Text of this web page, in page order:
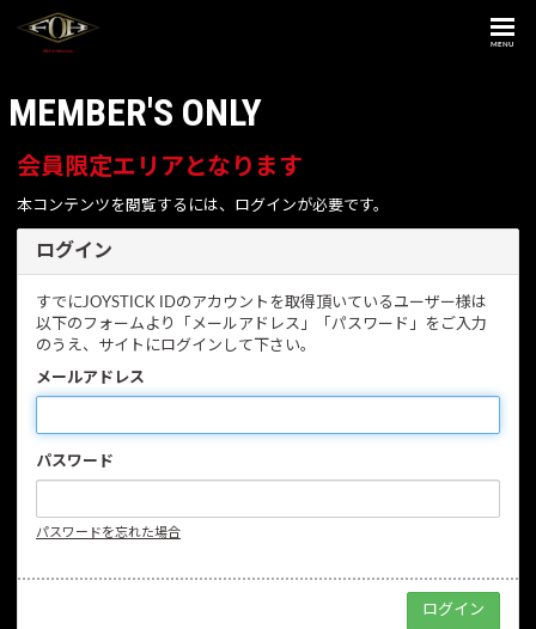
MENU
MEMBER'S ONLY
会員限定エリアとなります
本コンテンツを閲覧するには、ログインが必要です。
ログイン
すでにJOYSTICK IDのアカウントを取得頂いているユーザー様は
以下のフォームより「メールアドレス」「パスワード」をご入力
のうえ、サイトにログインして下さい。
メールアドレス
パスワード
パスワードを忘れた場合